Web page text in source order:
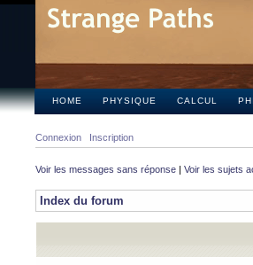
HOME PHYSIQUE CALCUL
Connexion Inscription
Voir les messages sans réponse | Voir les sujets
Index du forum